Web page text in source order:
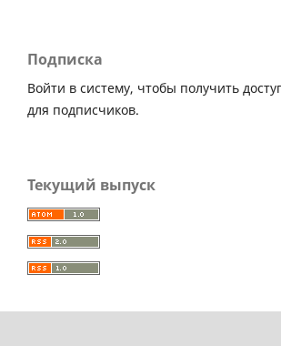
Подписка
Войти в систему, чтобы получить
для подписчиков.
Текущий выпуск